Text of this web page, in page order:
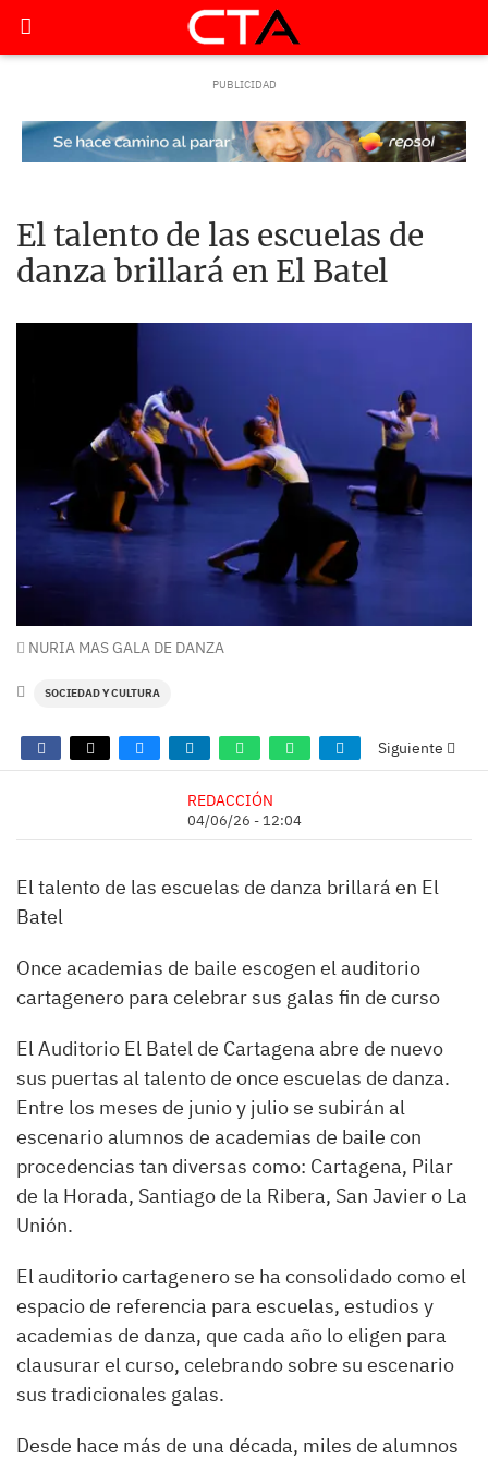
El talento de las escuelas de
danza brillará en El Batel
NURIA MAS GALA DE DANZA
SOCIEDAD Y CULTURA
Siguiente
REDACCIÓN
04/06/26 - 12:04
El talento de las escuelas de danza brillará en El
Batel
Once academias de baile escogen el auditorio
cartagenero para celebrar sus galas fin de curso
El Auditorio El Batel de Cartagena abre de nuevo
sus puertas al talento de once escuelas de danza.
Entre los meses de junio y julio se subirán al
escenario alumnos de academias de baile con
procedencias tan diversas como: Cartagena, Pilar
de la Horada, Santiago de la Ribera, San Javier o La
Unión.
El auditorio cartagenero se ha consolidado como el
espacio de referencia para escuelas, estudios y
academias de danza, que cada año lo eligen para
clausurar el curso, celebrando sobre su escenario
sus tradicionales galas.
Desde hace más de una década, miles de alumnos